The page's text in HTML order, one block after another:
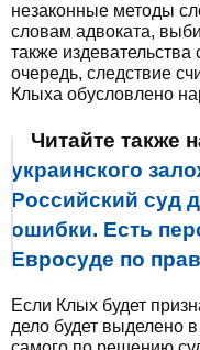
незаконные методы
словам адвоката,
также
очередь, следствие
Клыха обусловлено
Читайте также
украинского
Российский суд
ошибки. Есть
Евросуде по
Если Клых будет
дело будет выделено